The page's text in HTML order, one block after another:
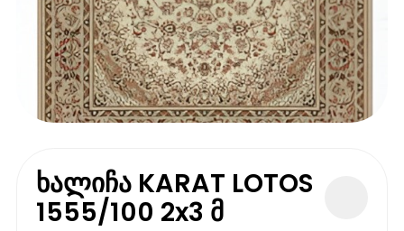
ხალიჩა KARAT LOTOS
1555/100 2x3 მ